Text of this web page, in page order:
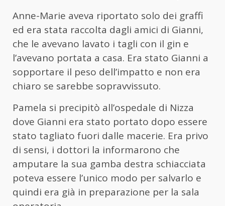
Anne-Marie aveva riportato solo dei graffi
ed era stata raccolta dagli amici di Gianni,
che le avevano lavato i tagli con il gin e
l’avevano portata a casa. Era stato Gianni a
sopportare il peso dell’impatto e non era
chiaro se sarebbe sopravvissuto.
Pamela si precipitò all’ospedale di Nizza
dove Gianni era stato portato dopo essere
stato tagliato fuori dalle macerie. Era privo
di sensi, i dottori la informarono che
amputare la sua gamba destra schiacciata
poteva essere l’unico modo per salvarlo e
quindi era già in preparazione per la sala